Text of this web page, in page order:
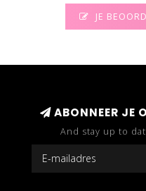
JE
ABONNEER JE
And stay up to